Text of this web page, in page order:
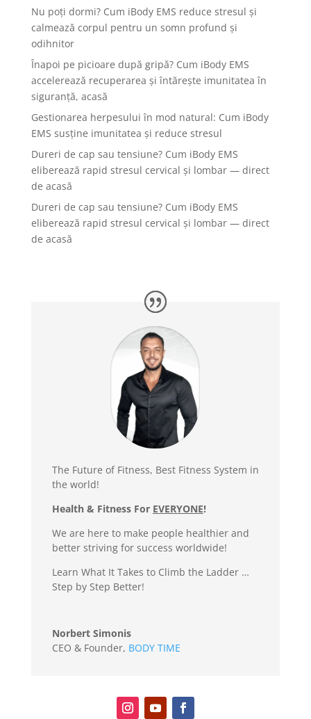
Nu poți dormi? Cum iBody EMS reduce stresul și
calmează corpul pentru un somn profund și
odihnitor
Înapoi pe picioare după gripă? Cum iBody EMS
accelerează recuperarea și întărește imunitatea în
siguranță, acasă
Gestionarea herpesului în mod natural: Cum iBody
EMS susține imunitatea și reduce stresul
Dureri de cap sau tensiune? Cum iBody EMS
eliberează rapid stresul cervical și lombar — direct
de acasă
Dureri de cap sau tensiune? Cum iBody EMS
eliberează rapid stresul cervical și lombar — direct
de acasă
The Future of Fitness, Best Fitness System in
the world!
Health & Fitness For EVERYONE!
We are here to make people healthier and
better striving for success worldwide!
Learn What It Takes to Climb the Ladder …
Step by Step Better!
Norbert Simonis
CEO & Founder, BODY TIME